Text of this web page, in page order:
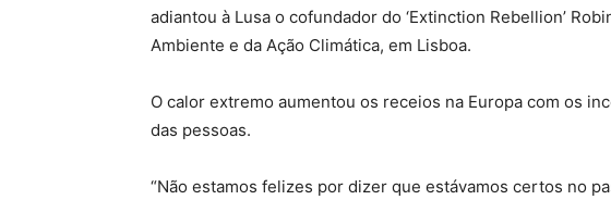
adiantou à Lusa o cofundador do ‘Extinction Rebellion’
Ambiente e da Ação Climática, em Lisboa.
O calor extremo aumentou os receios na Europa com os
das pessoas.
“Não estamos felizes por dizer que estávamos certos no